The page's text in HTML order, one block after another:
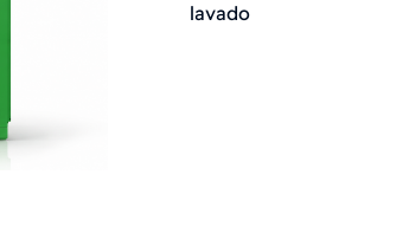
lavado